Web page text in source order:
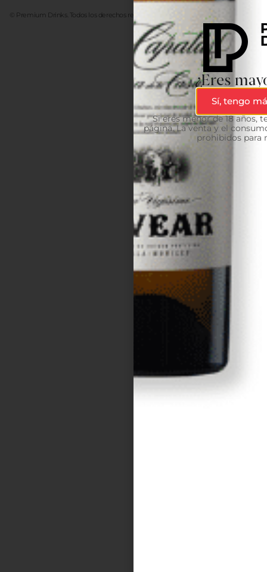
© Premium Drinks. Todos los derechos reservados. Desarrollado Advanze
¿Eres
Sí, tengo
Si eres menor de 18 años,
página. La venta y el
prohibidos para